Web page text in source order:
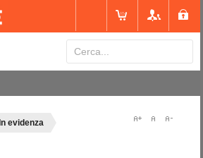
In evidenza